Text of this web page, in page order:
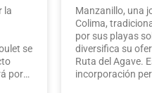
la
se
por
Manzanillo, una
Colima,
por sus playas
diversifica su
Ruta del Agave.
incorporación